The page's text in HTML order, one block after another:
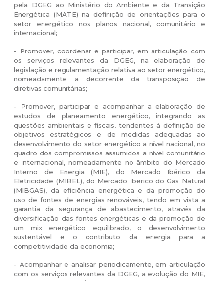
pela DGEG ao Ministério do Ambiente e da Transição
Energética (MATE) na definição de orientações para o
setor energético nos planos nacional, comunitário e
internacional;
- Promover, coordenar e participar, em articulação com
os serviços relevantes da DGEG, na elaboração de
legislação e regulamentação relativa ao setor energético,
nomeadamente a decorrente da transposição de
diretivas comunitárias;
- Promover, participar e acompanhar a elaboração de
estudos de planeamento energético, integrando as
questões ambientais e fiscais, tendentes à definição de
objetivos estratégicos e de medidas adequadas ao
desenvolvimento do setor energético a nível nacional, no
quadro dos compromissos assumidos a nível comunitário
e internacional, nomeadamente no âmbito do Mercado
Interno de Energia (MIE), do Mercado Ibérico da
Eletricidade (MIBEL), do Mercado Ibérico do Gás Natural
(MIBGAS), da eficiência energética e da promoção do
uso de fontes de energias renováveis, tendo em vista a
garantia da segurança de abastecimento, através da
diversificação das fontes energéticas e da promoção de
um mix energético equilibrado, o desenvolvimento
sustentável e o contributo da energia para a
competitividade da economia;
- Acompanhar e analisar periodicamente, em articulação
com os serviços relevantes da DGEG, a evolução do MIE,